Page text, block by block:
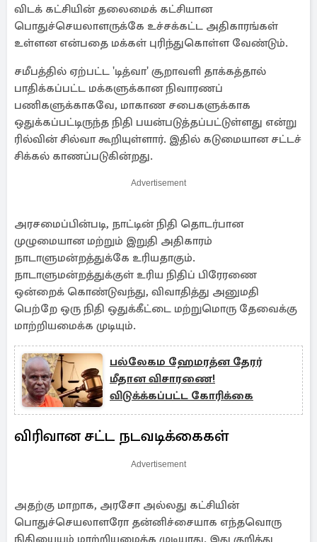
விடக் கட்சியின் தலைமைக் கட்சியான
பொதுச்செயலாளருக்கே உச்சக்கட்ட அதிகாரங்கள்
உள்ளன என்பதை மக்கள் புரிந்துகொள்ள வேண்டும்.
சமீபத்தில் ஏற்பட்ட 'டித்வா' சூறாவளி தாக்கத்தால்
பாதிக்கப்பட்ட மக்களுக்கான நிவாரணப்
பணிகளுக்காகவே, மாகாண சபைகளுக்காக
ஒதுக்கப்பட்டிருந்த நிதி பயன்படுத்தப்பட்டுள்ளது என்று
ரில்வின் சில்வா கூறியுள்ளார். இதில் கடுமையான சட்டச்
சிக்கல் காணப்படுகின்றது.
Advertisement
அரசமைப்பின்படி, நாட்டின் நிதி தொடர்பான
முழுமையான மற்றும் இறுதி அதிகாரம்
நாடாளுமன்றத்துக்கே உரியதாகும்.
நாடாளுமன்றத்துக்குள் உரிய நிதிப் பிரேரணை
ஒன்றைக் கொண்டுவந்து, விவாதித்து அனுமதி
பெற்றே ஒரு நிதி ஒதுக்கீட்டை மற்றுமொரு தேவைக்கு
மாற்றியமைக்க முடியும்.
பல்லேகம ஹேமரத்ன தேரர்
மீதான விசாரணை!
விடுக்க்கப்பட்ட கோரிக்கை
விரிவான சட்ட நடவடிக்கைகள்
Advertisement
அதற்கு மாறாக, அரசோ அல்லது கட்சியின்
பொதுச்செயலாளரோ தன்னிச்சையாக எந்தவொரு
நிதியையும் மாற்றியமைக்க முடியாது. இது குறித்து